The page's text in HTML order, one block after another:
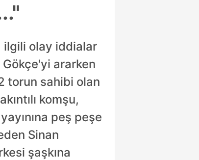
ilgili olay iddialar
ararken
torun sahibi olan
komşu,
peş peşe
Sinan
şaşkına